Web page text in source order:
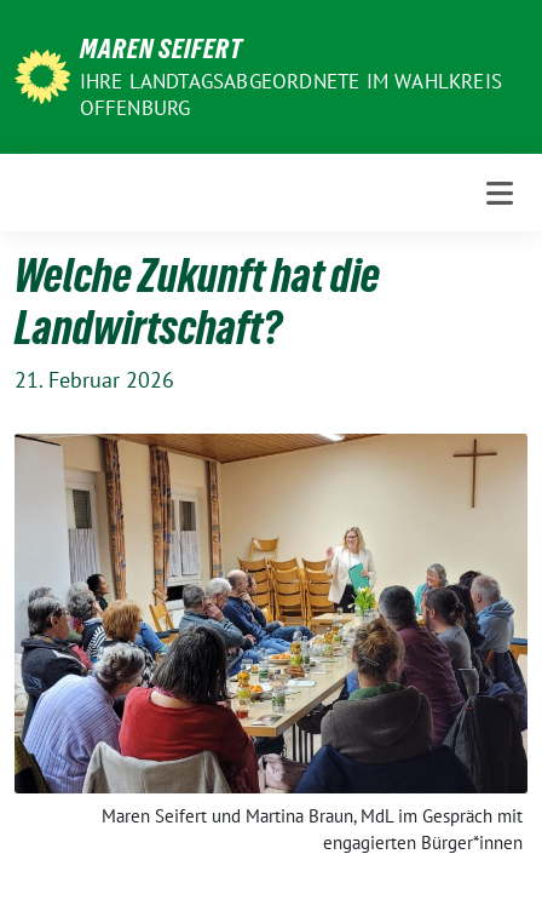
zum
Inhalt
MAREN SEIFERT
IHRE LANDTAGSABGEORDNETE IM WAHLKREIS
OFFENBURG
Welche Zukunft hat die
Landwirtschaft?
21. Februar 2026
Maren Seifert und Martina Braun, MdL im Gespräch mit
engagierten Bürger*innen